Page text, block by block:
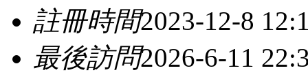
註冊時間2023-12-8
最後訪問2026-6-11